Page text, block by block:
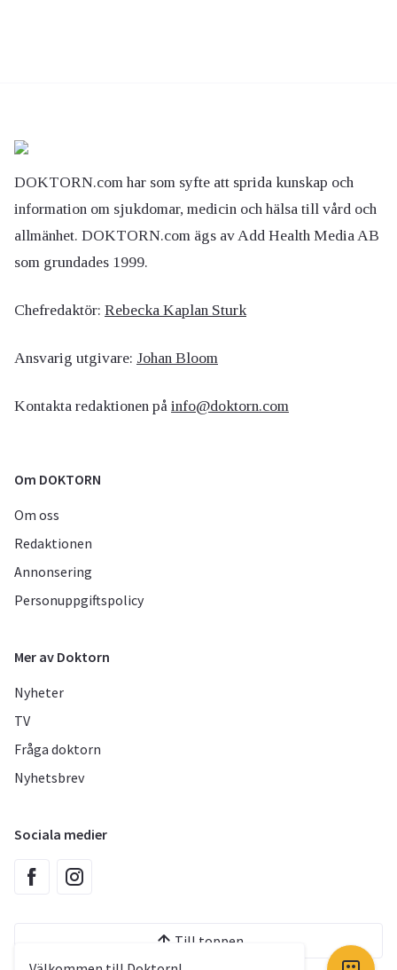
DOKTORN.com har som syfte att sprida kunskap och
information om sjukdomar, medicin och hälsa till vård och
allmänhet. DOKTORN.com ägs av Add Health Media AB
som grundades 1999.
Chefredaktör: Rebecka Kaplan Sturk
Ansvarig utgivare: Johan Bloom
Kontakta redaktionen på info@doktorn.com
Om DOKTORN
Om oss
Redaktionen
Annonsering
Personuppgiftspolicy
Mer av Doktorn
Nyheter
TV
Fråga doktorn
Nyhetsbrev
Sociala medier
Till toppen